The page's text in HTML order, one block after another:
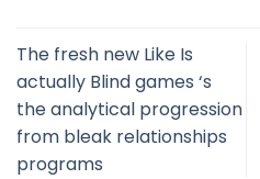
The fresh new Like Is
actually Blind games ‘s
the analytical progression
from bleak relationships
programs